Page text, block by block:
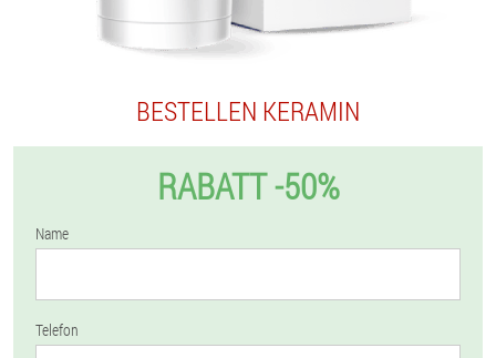
BESTELLEN KERAMIN
RABATT -50%
Name
Telefon